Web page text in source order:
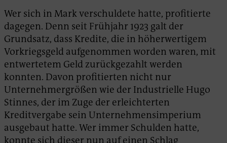
Wer sich in Mark verschuldete hatte, profitierte
dagegen. Denn seit Frühjahr 1923 galt der
Grundsatz, dass Kredite, die in höherwertigem
Vorkriegsgeld aufgenommen worden waren, mit
entwertetem Geld zurückgezahlt werden
konnten. Davon profitierten nicht nur
Unternehmergrößen wie der Industrielle Hugo
Stinnes, der im Zuge der erleichterten
Kreditvergabe sein Unternehmens­imperium
ausgebaut hatte. Wer immer Schulden hatte,
konnte sich dieser nun auf einen Schlag